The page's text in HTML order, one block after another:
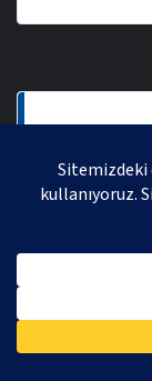
AVRASYA VOLEYBOL